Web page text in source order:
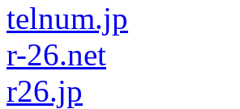
telnum.jp
r-26.net
r26.jp